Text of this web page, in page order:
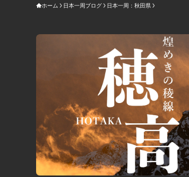
ホーム 日本一周ブログ 日本一周：秋田県